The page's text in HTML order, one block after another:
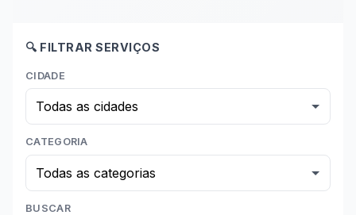
🔍 FILTRAR SERVIÇOS
CIDADE
CATEGORIA
BUSCAR